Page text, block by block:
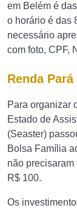
em Belém é
o horário é das
necessário
com foto, CPF,
Renda
Para organizar
Estado de
(Seaster)
Bolsa Família
não
R$ 100.
Os